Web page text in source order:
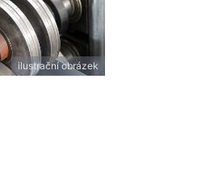
ilustrační obrázek